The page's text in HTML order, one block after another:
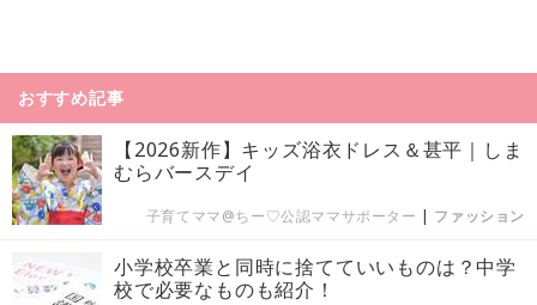
おすすめ記事
【2026新作】キッズ浴衣ドレス＆甚平｜しま
むらバースデイ
子育てママ@ちー♡公認ママサポーター | ファッション
小学校卒業と同時に捨てていいものは？中学
校で必要なものも紹介！